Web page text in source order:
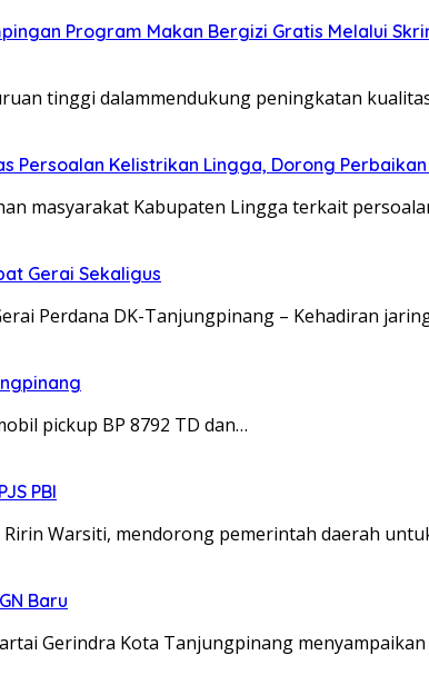
Program Makan Bergizi Gratis Melalui
tinggi dalammendukung peningkatan
Persoalan Kelistrikan Lingga, Dorong
masyarakat Kabupaten Lingga terkait
Gerai Sekaligus
Perdana DK-Tanjungpinang – Kehadiran
pickup BP 8792 TD dan…
PBI
Ririn Warsiti, mendorong pemerintah daerah
Baru
Gerindra Kota Tanjungpinang